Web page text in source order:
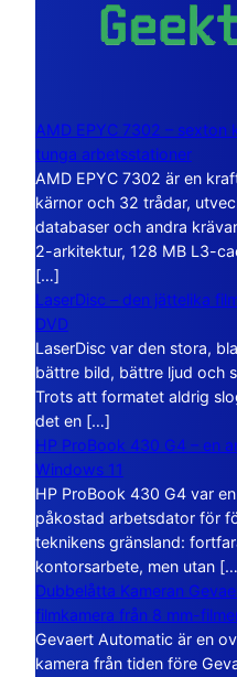
AMD EPYC 7302 –
tunga arbetsstationer
AMD EPYC 7302 är en
kärnor och 32 trådar,
databaser och andra
2-arkitektur, 128 MB L3-
[…]
LaserDisc – den jättelika
DVD
LaserDisc var den stora,
bättre bild, bättre ljud och
Trots att formatet aldrig
det en […]
HP ProBook 430 G4 – en
Windows 11
HP ProBook 430 G4 var
påkostad arbetsdator för
teknikens gränsland:
kontorsarbete, men utan
Dubbelåtta Kameran
filmkamera från 8 mm-
Gevaert Automatic är en
kamera från tiden före